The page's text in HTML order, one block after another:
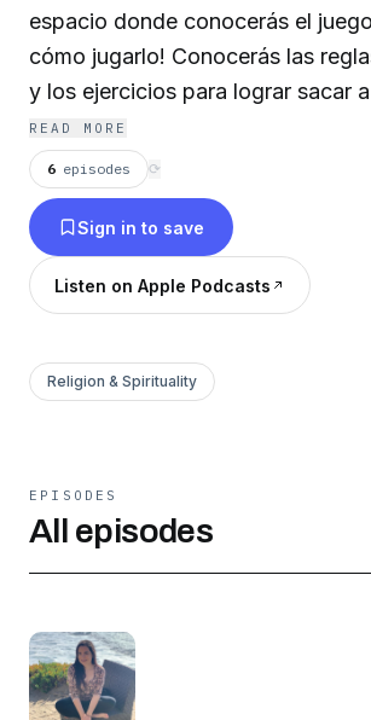
espacio donde conocerás el
cómo jugarlo! Conocerás las
y los ejercicios para lograr sacar
version de ti para que logres tu
soy Gretchen Rodríguez, estamos
emprender un viaje mágico a un
VIDA.
READ MORE
6 episodes ⟳
Sign in to save
Listen on Apple Podcasts
Religion & Spirituality
EPISODES
All episodes